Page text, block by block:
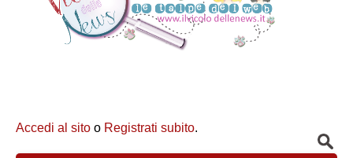
Accedi al sito o Registrati subito.